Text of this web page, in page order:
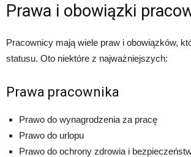
Prawa i obowiązki
Pracownicy mają wiele praw i obowiązków,
statusu. Oto niektóre z najważniejszych:
Prawa pracownika
Prawo do wynagrodzenia za pracę
Prawo do urlopu
Prawo do ochrony zdrowia i